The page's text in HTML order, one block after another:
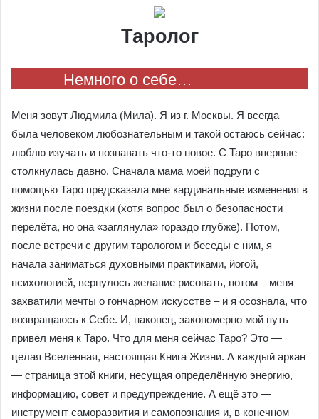
Таролог
Немного о себе…
Меня зовут Людмила (Мила). Я из г. Москвы. Я всегда
была человеком любознательным и такой остаюсь сейчас:
люблю изучать и познавать что-то новое. С Таро впервые
столкнулась давно. Сначала мама моей подруги с
помощью Таро предсказала мне кардинальные изменения в
жизни после поездки (хотя вопрос был о безопасности
перелёта, но она «заглянула» гораздо глубже). Потом,
после встречи с другим тарологом и беседы с ним, я
начала заниматься духовными практиками, йогой,
психологией, вернулось желание рисовать, потом – меня
захватили мечты о гончарном искусстве – и я осознала, что
возвращаюсь к Себе. И, наконец, закономерно мой путь
привёл меня к Таро. Что для меня сейчас Таро? Это —
целая Вселенная, настоящая Книга Жизни. А каждый аркан
— страница этой книги, несущая определённую энергию,
информацию, совет и предупреждение. А ещё это —
инструмент саморазвития и самопознания и, в конечном